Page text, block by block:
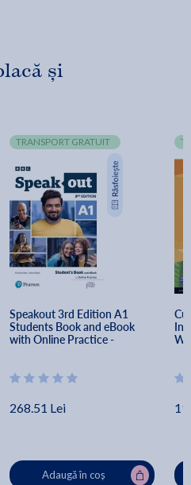
și
TRANSPORT GRATUIT
Speakout 3rd Edition A1
Students Book and eBook
with Online Practice -
268.51 Lei
Adaugă în coș